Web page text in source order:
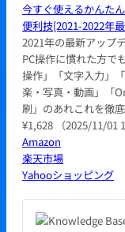
今すぐ使えるかんた
便利技[2021-2022年
2021年の最新アップ
PC操作に慣れた方で
操作」「文字入力」
楽・写真・動画」「
刷」のあれこれを徹
¥1,628
（2025/11/01
Amazon
楽天市場
Yahooショッピング